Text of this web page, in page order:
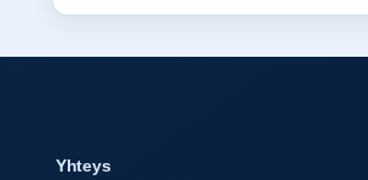
Yhteys